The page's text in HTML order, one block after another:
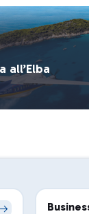
all’Elba